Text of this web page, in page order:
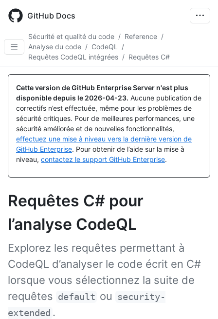
main
GitHub Docs
Sécurité et qualité du code / Reference /
Analyse du code / CodeQL
/
Requêtes CodeQL intégrées / Requêtes C#
Cette version de GitHub Enterprise Server n'est plus
disponible depuis le 2026-04-23. Aucune publication de
correctifs n’est effectuée, même pour les problèmes de
sécurité critiques. Pour de meilleures performances, une
sécurité améliorée et de nouvelles fonctionnalités,
effectuez une mise à niveau vers la dernière version de
GitHub Enterprise. Pour obtenir de l’aide sur la mise à
niveau, contactez le support GitHub Enterprise.
Requêtes C# pour
l’analyse CodeQL
Explorez les requêtes permettant à
CodeQL d’analyser le code écrit en C#
lorsque vous sélectionnez la suite de
requêtes default ou
security-
extended .